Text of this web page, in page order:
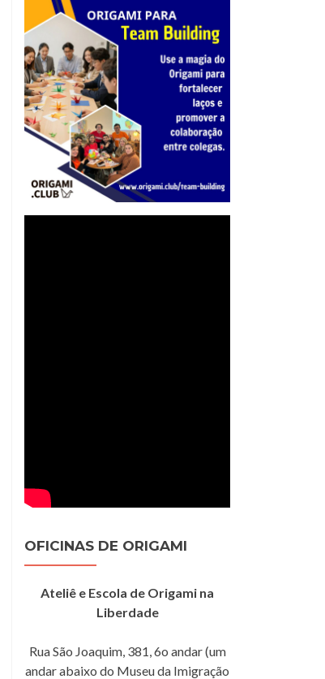
OFICINAS DE ORIGAMI
Ateliê e Escola de Origami na
Liberdade
Rua São Joaquim, 381, 6o andar (um
andar abaixo do Museu da Imigração